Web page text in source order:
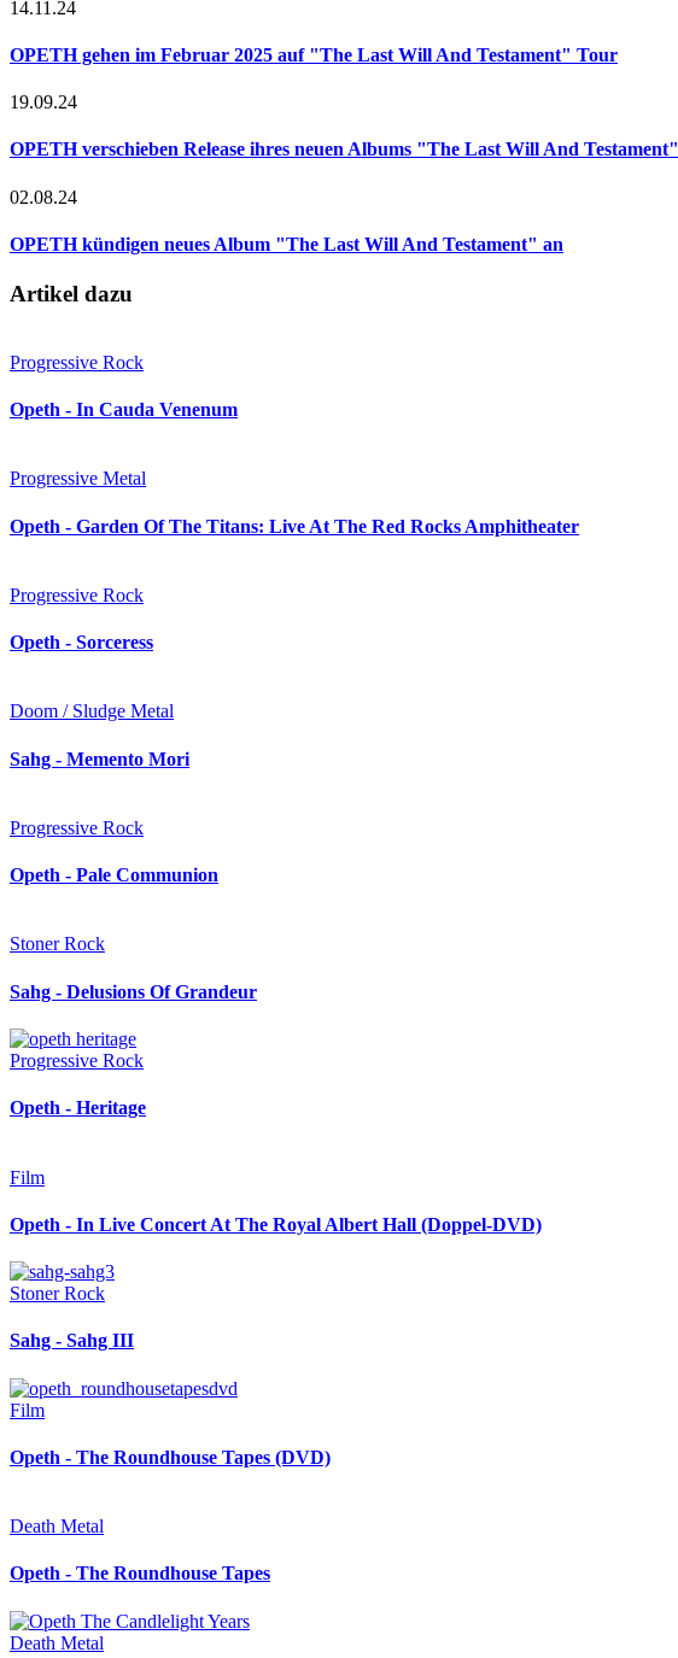
14.11.24
OPETH gehen im Februar 2025 auf "The Last Will And Testament" Tour
19.09.24
OPETH verschieben Release ihres neuen Albums "The Last Will And Testament"
02.08.24
OPETH kündigen neues Album "The Last Will And Testament" an
Artikel dazu
Progressive Rock
Opeth - In Cauda Venenum
Progressive Metal
Opeth - Garden Of The Titans: Live At The Red Rocks Amphitheater
Progressive Rock
Opeth - Sorceress
Doom / Sludge Metal
Sahg - Memento Mori
Progressive Rock
Opeth - Pale Communion
Stoner Rock
Sahg - Delusions Of Grandeur
Progressive Rock
Opeth - Heritage
Film
Opeth - In Live Concert At The Royal Albert Hall (Doppel-DVD)
Stoner Rock
Sahg - Sahg III
Film
Opeth - The Roundhouse Tapes (DVD)
Death Metal
Opeth - The Roundhouse Tapes
Death Metal